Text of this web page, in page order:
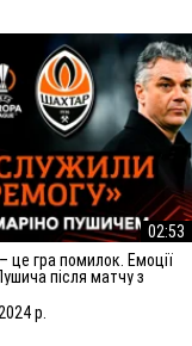
02:53
після матчу з
р.